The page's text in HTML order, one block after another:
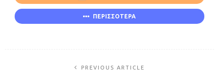
ΠΕΡΙΣΣΟΤΕΡΑ
PREVIOUS ARTICLE